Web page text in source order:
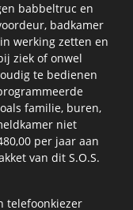
babbeltruc en
badkamer
werking zetten en
ziek of onwel
te bedienen
familie, buren,
niet
per jaar aan
van dit S.O.S.
telefoonkiezer